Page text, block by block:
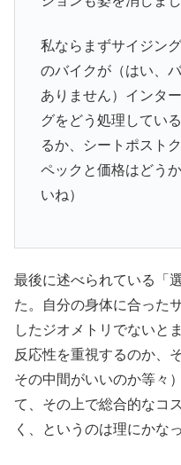
私ならまずサイジン
のバイクが（はい、
ありません）インタ
グをどう処理してい
るか、シートポスト
ペックと価格はどう
いね）
最後に述べられている「
た。自分の身体に合った
したジオメトリでないと
反応性を重視するのか、
その中間がいいのか等々
て、その上で総合的なコ
く、というのは理にかな